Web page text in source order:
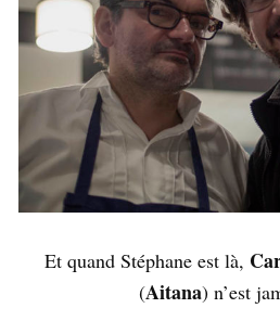
Et quand Stéphane est là,
(Aitana) n’est